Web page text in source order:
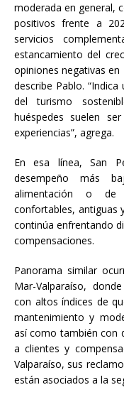
moderada en general,
positivos frente a
servicios
estancamiento del
opiniones negativas
describe Pablo.
del turismo
huéspedes suelen
experiencias”, agrega.
En esa línea, San
desempeño más
alimentación o de
confortables, antiguas
continúa enfrentando
compensaciones.
Panorama similar
Mar-Valparaíso,
con altos índices de
mantenimiento y
así como también con
a clientes y
Valparaíso, sus
están asociados a la